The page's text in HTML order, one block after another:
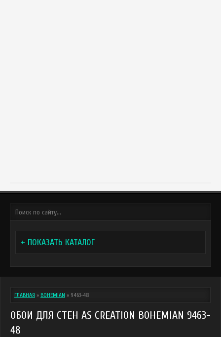
+ ПОКАЗАТЬ КАТАЛОГ
ГЛАВНАЯ » BOHEMIAN » 9463-48
ОБОИ ДЛЯ СТЕН AS CREATION BOHEMIAN 9463-
48